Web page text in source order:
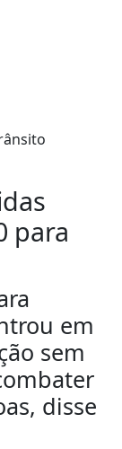
para
em
sem
disse